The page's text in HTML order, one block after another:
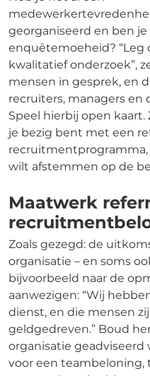
georganiseerd en ben
enquêtemoeheid? “Leg
kwalitatief onderzoek”,
mensen in gesprek, en
recruiters, managers en
Speel hierbij open
je bezig bent met een
wilt afstemmen op de
Maatwerk
Zoals gezegd: de
organisatie – en soms
bijvoorbeeld naar de
aanwezigen: “Wij
dienst, en die mensen
geldgedreven.” Boud
organisatie
voor een teambeloning,